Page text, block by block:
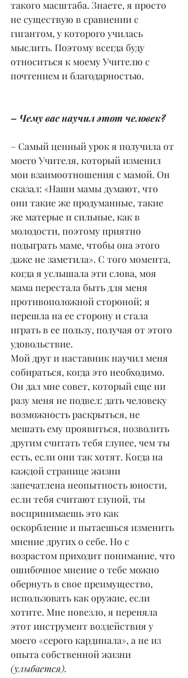
такого масштаба. Знаете, я просто
не существую в сравнении с
гигантом, у которого училась
мыслить. Поэтому всегда буду
относиться к моему Учителю с
почтением и благодарностью.
– Чему вас научил этот человек?
– Самый ценный урок я получила от
моего Учителя, который изменил
мои взаимоотношения с мамой. Он
сказал: «Наши мамы думают, что
они такие же продуманные, такие
же матерые и сильные, как в
молодости, поэтому приятно
подыграть маме, чтобы она этого
даже не заметила». С того момента,
когда я услышала эти слова, моя
мама перестала быть для меня
противоположной стороной; я
перешла на ее сторону и стала
играть в ее пользу, получая от этого
удовольствие.
Мой друг и наставник научил меня
собираться, когда это необходимо.
Он дал мне совет, который еще ни
разу меня не подвел: дать человеку
возможность раскрыться, не
мешать ему проявиться, позволить
другим считать тебя глупее, чем ты
есть, если они так хотят. Когда на
каждой странице жизни
запечатлена неопытность юности,
если тебя считают глупой, ты
воспринимаешь это как
оскорбление и пытаешься изменить
мнение других о себе. Но с
возрастом приходит понимание, что
ошибочное мнение о тебе можно
обернуть в свое преимущество,
использовать как оружие, если
хотите. Мне повезло, я переняла
этот инструмент воздействия у
моего «серого кардинала», а не из
опыта собственной жизни
(улыбается).